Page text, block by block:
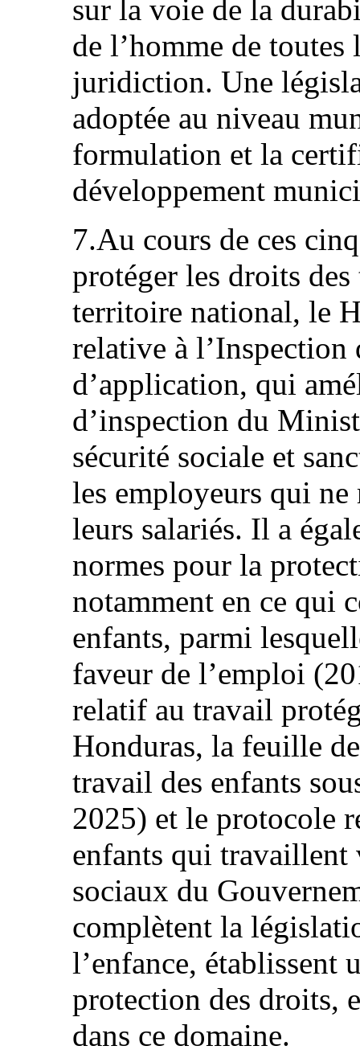
sur la voie de la
de l’homme de toutes
juridiction. Une
adoptée au niveau
formulation et la
développement
7.Au cours de ces
protéger les droits
territoire national, le
relative à
d’application, qui
d’inspection du
sécurité sociale et
les employeurs qui ne
leurs salariés. Il a
normes pour la
notamment en ce qui
enfants, parmi
faveur de l’emploi
relatif au travail
Honduras, la feuille
travail des enfants
2025) et le protocole
enfants qui travaillent
sociaux du
complètent la
l’enfance, établissent
protection des droits,
dans ce domaine.